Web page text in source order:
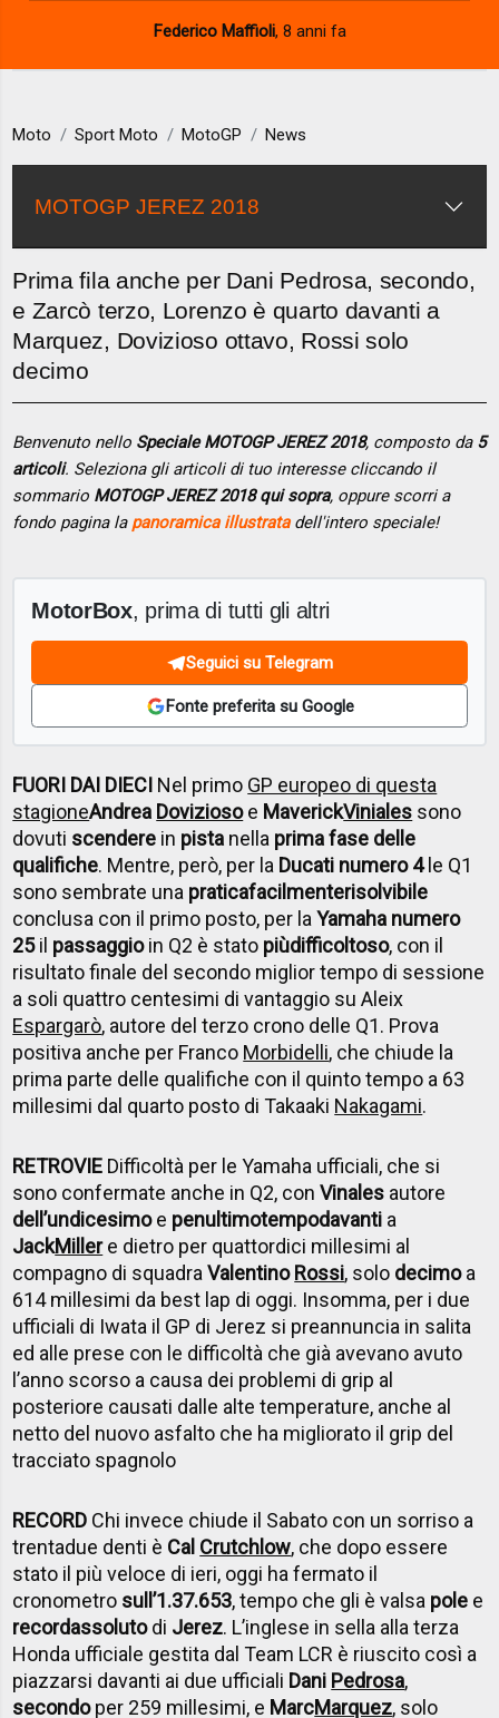
Federico Maffioli, 8 anni fa
Moto Sport Moto MotoGP News
MOTOGP JEREZ 2018
Prima fila anche per Dani Pedrosa, secondo,
e Zarcò terzo, Lorenzo è quarto davanti a
Marquez, Dovizioso ottavo, Rossi solo
decimo
Benvenuto nello Speciale MOTOGP JEREZ 2018, composto da 5
articoli. Seleziona gli articoli di tuo interesse cliccando il
sommario MOTOGP JEREZ 2018 qui sopra, oppure scorri a
fondo pagina la panoramica illustratadell'intero speciale!
MotorBox, prima di tutti gli altri
Seguici su Telegram
Fonte preferita su Google
FUORI DAI DIECI Nel primo GP europeo di questa
stagioneAndrea Doviziosoe MaverickViniales sono
dovuti scendere in pista nella prima fase delle
qualifiche. Mentre, però, per la Ducati numero 4le Q1
sono sembrate una praticafacilmenterisolvibile
conclusa con il primo posto, per laYamaha numero
25il passaggioin Q2 è stato piùdifficoltoso, con il
risultato finale del secondo miglior tempo di sessione
a soli quattro centesimi di vantaggio su Aleix
Espargarò, autore del terzo crono delle Q1. Prova
positiva anche per Franco Morbidelli, che chiude la
prima parte delle qualifiche con il quinto tempo a 63
millesimi dal quarto posto di Takaaki Nakagami.
RETROVIE Difficoltà per le Yamaha ufficiali, che si
sono confermate anche in Q2, conVinales autore
dell’undicesimoe penultimotempodavanti a
JackMillere dietro per quattordici millesimi al
compagno di squadraValentinoRossi, solo decimoa
614 millesimi da best lap di oggi. Insomma, per i due
ufficiali di Iwata il GP di Jerez si preannuncia in salita
ed alle prese con le difficoltà che già avevano avuto
l’anno scorso a causa dei problemi di grip al
posteriore causati dalle alte temperature, anche al
netto del nuovo asfalto che ha migliorato il grip del
tracciato spagnolo
RECORD Chi invece chiude il Sabato con un sorriso a
trentadue denti è Cal Crutchlow, che dopo essere
stato il più veloce di ieri, oggi ha fermato il
cronometro sull’1.37.653, tempo che gli è valsa pole e
recordassolutodi Jerez. L’inglese in sella alla terza
Honda ufficiale gestita dal Team LCR è riuscito così a
piazzarsi davanti ai due ufficiali Dani Pedrosa,
secondoper 259 millesimi, e MarcMarquez, solo